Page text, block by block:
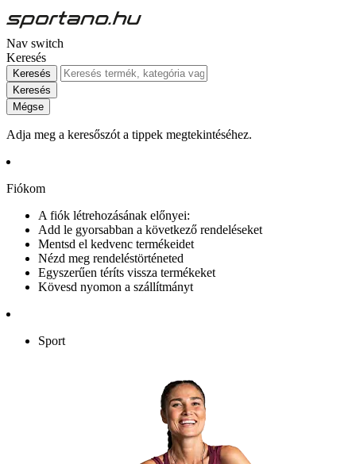
Nav switch
Keresés
Keresés
Keresés
Mégse
Adja meg a keresőszót a tippek megtekintéséhez.
Fiókom
A fiók létrehozásának előnyei:
Add le gyorsabban a következő rendeléseket
Mentsd el kedvenc termékeidet
Nézd meg rendeléstörténeted
Egyszerűen téríts vissza termékeket
Kövesd nyomon a szállítmányt
Sport